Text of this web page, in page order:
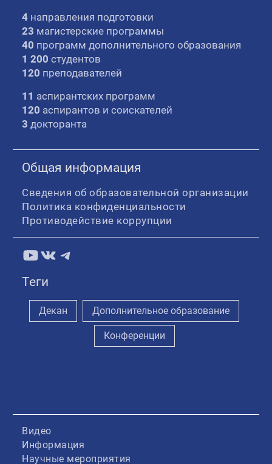
4 направления подготовки
23 магистерские программы
40 программ дополнительного образования
1 200 студентов
120 преподавателей
11 аспирантских программ
120 аспирантов и соискателей
3 докторанта
Общая информация
Сведения об образовательной организации
Политика конфиденциальности
Противодействие коррупции
YouTube
ВКонтакте
Telegram
Теги
Декан Дополнительное образование
Конференции
Видео
Информация
Научные мероприятия